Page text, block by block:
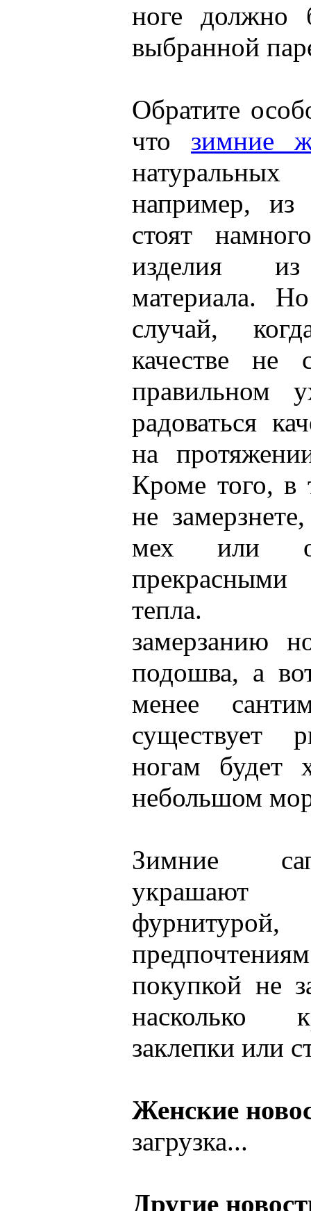
ноге должно
выбранной
Обратите
что зимние
например,
стоят
изделия из
материала.
случай,
качестве не
правильном
радоваться
на
Кроме того, в
не
мех или
тепла.
замерзанию
подошва, а
менее
существует
ногам будет
небольшом
Зимние
украшают
покупкой не
насколько
заклепки или
Женские
загрузка...
Другие